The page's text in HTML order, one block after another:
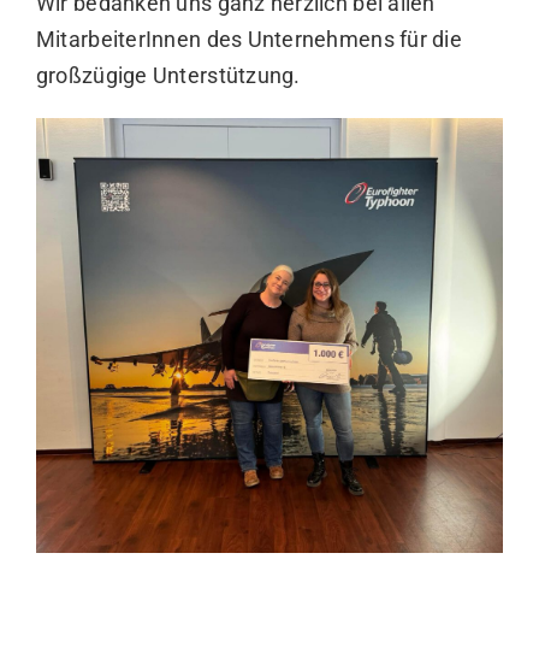
MitarbeiterInnen des Unternehmens für die
großzügige Unterstützung.